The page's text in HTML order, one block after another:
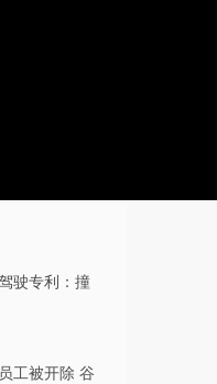
驶专利：撞
工被开除 谷